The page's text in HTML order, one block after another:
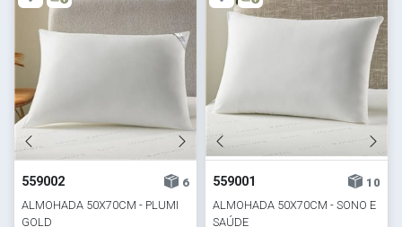
559002
6
ALMOHADA 50X70CM - PLUMI
GOLD
559001
10
ALMOHADA 50X70CM - SONO E
SAÚDE